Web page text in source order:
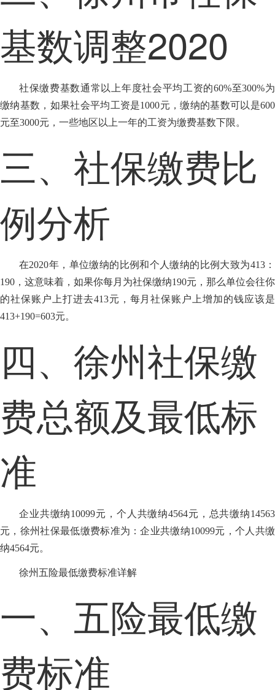
基数调整2020
社保缴费基数通常以上年度社会平均工资的60%至300%为
缴纳基数，如果社会平均工资是1000元，缴纳的基数可以是600
元至3000元，一些地区以上一年的工资为缴费基数下限。
三、社保缴费比
例分析
在2020年，单位缴纳的比例和个人缴纳的比例大致为413：
190，这意味着，如果你每月为社保缴纳190元，那么单位会往你
的社保账户上打进去413元，每月社保账户上增加的钱应该是
413+190=603元。
四、徐州社保缴
费总额及最低标
准
企业共缴纳10099元，个人共缴纳4564元，总共缴纳14563
元，徐州社保最低缴费标准为：企业共缴纳10099元，个人共缴
纳4564元。
徐州五险最低缴费标准详解
一、五险最低缴
费标准